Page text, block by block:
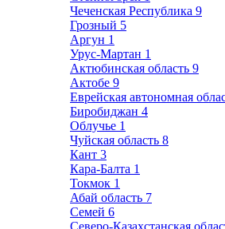
Чеченская Республика 9
Грозный 5
Аргун 1
Урус-Мартан 1
Актюбинская область 9
Актобе 9
Еврейская автономная
Биробиджан 4
Облучье 1
Чуйская область 8
Кант 3
Кара-Балта 1
Токмок 1
Абай область 7
Семей 6
Северо-Казахстанская